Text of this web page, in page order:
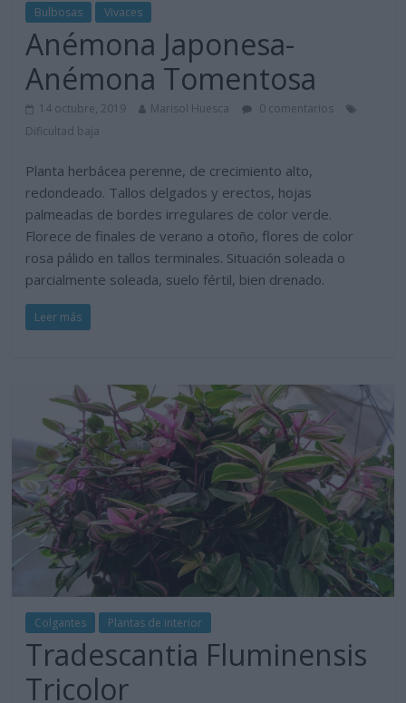
Bulbosas Vivaces
Anémona Japonesa-
Anémona Tomentosa
14 octubre, 2019 Marisol Huesca
0 comentarios
Dificultad baja
Planta herbácea perenne, de crecimiento alto,
redondeado. Tallos delgados y erectos, hojas
palmeadas de bordes irregulares de color verde.
Florece de finales de verano a otoño, flores de color
rosa pálido en tallos terminales. Situación soleada o
parcialmente soleada, suelo fértil, bien drenado.
Leer más
Colgantes Plantas de interior
Tradescantia Fluminensis
Tricolor